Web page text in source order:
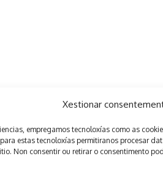
Xestionar
empregamos tecnoloxías como as
estas tecnoloxías permitiranos procesar
Non consentir ou retirar o consentimento